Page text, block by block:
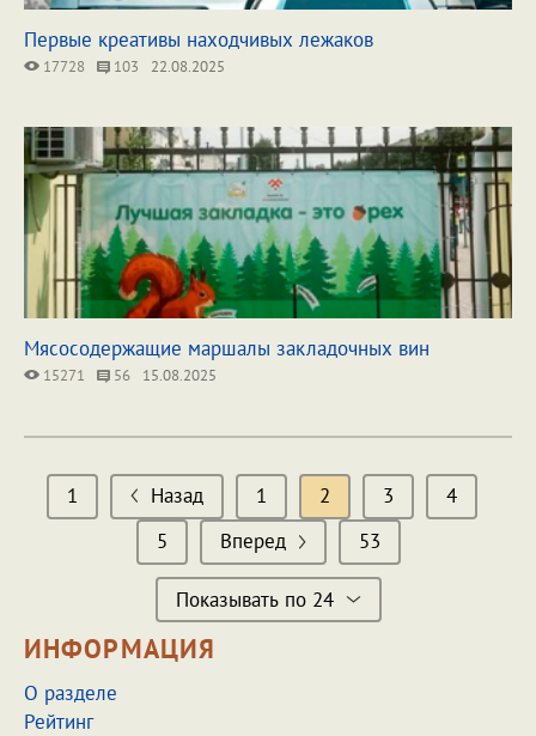
Первые креативы находчивых лежаков
17728 103 22.08.2025
Мясосодержащие маршалы закладочных вин
15271 56 15.08.2025
1 Назад 1 2 3
4
5
Вперед 53
Показывать по 24
ИНФОРМАЦИЯ
О разделе
Рейтинг